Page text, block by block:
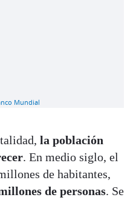
la población
. En medio siglo, el
de habitantes,
de personas. Se